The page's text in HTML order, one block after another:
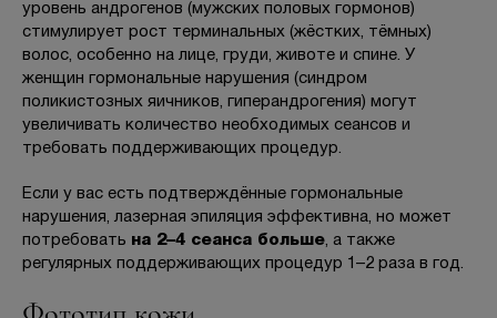
уровень андрогенов (мужских половых гормонов)
стимулирует рост терминальных (жёстких, тёмных)
волос, особенно на лице, груди, животе и спине. У
женщин гормональные нарушения (синдром
поликистозных яичников, гиперандрогения) могут
увеличивать количество необходимых сеансов и
требовать поддерживающих процедур.
Если у вас есть подтверждённые гормональные
нарушения, лазерная эпиляция эффективна, но может
потребовать на 2–4 сеанса больше, а также
регулярных поддерживающих процедур 1–2 раза в год.